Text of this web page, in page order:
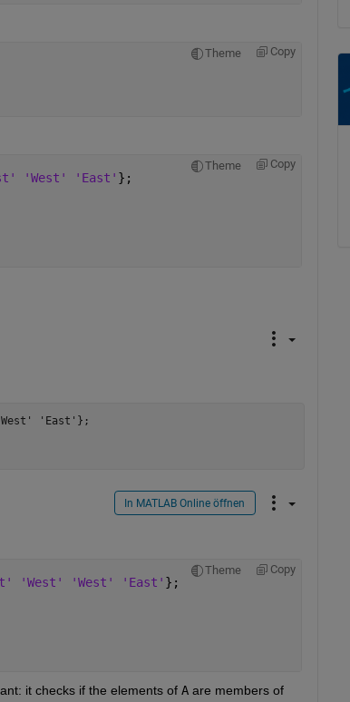
Theme Copy
Theme Copy
'West' 'East' };
'East'};
In MATLAB Online öffnen
Theme Copy
'West' 'West' 'East' };
it checks if the elements of A are members of